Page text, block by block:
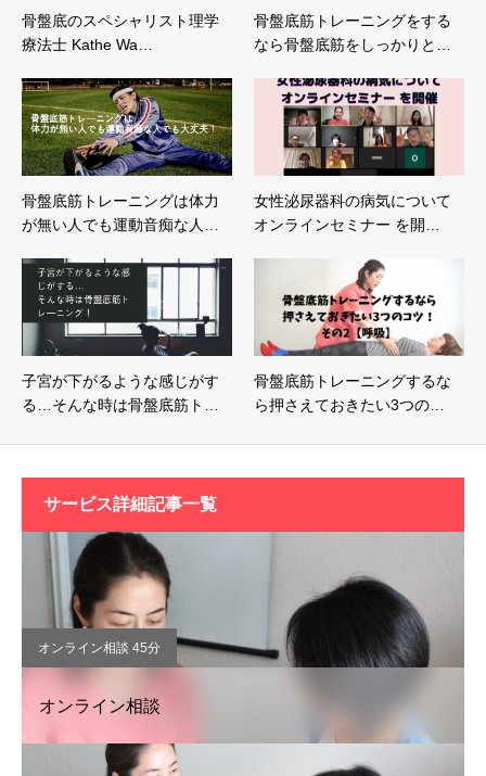
骨盤底のスペシャリスト理学
療法士 Kathe Wa…
骨盤底筋トレーニングをする
なら骨盤底筋をしっかりと…
骨盤底筋トレーニングは体力
が無い人でも運動音痴な人…
女性泌尿器科の病気について
オンラインセミナー を開…
子宮が下がるような感じがす
る…そんな時は骨盤底筋ト…
骨盤底筋トレーニングするな
ら押さえておきたい3つの…
サービス詳細記事一覧
オンライン相談 45分
オンライン相談